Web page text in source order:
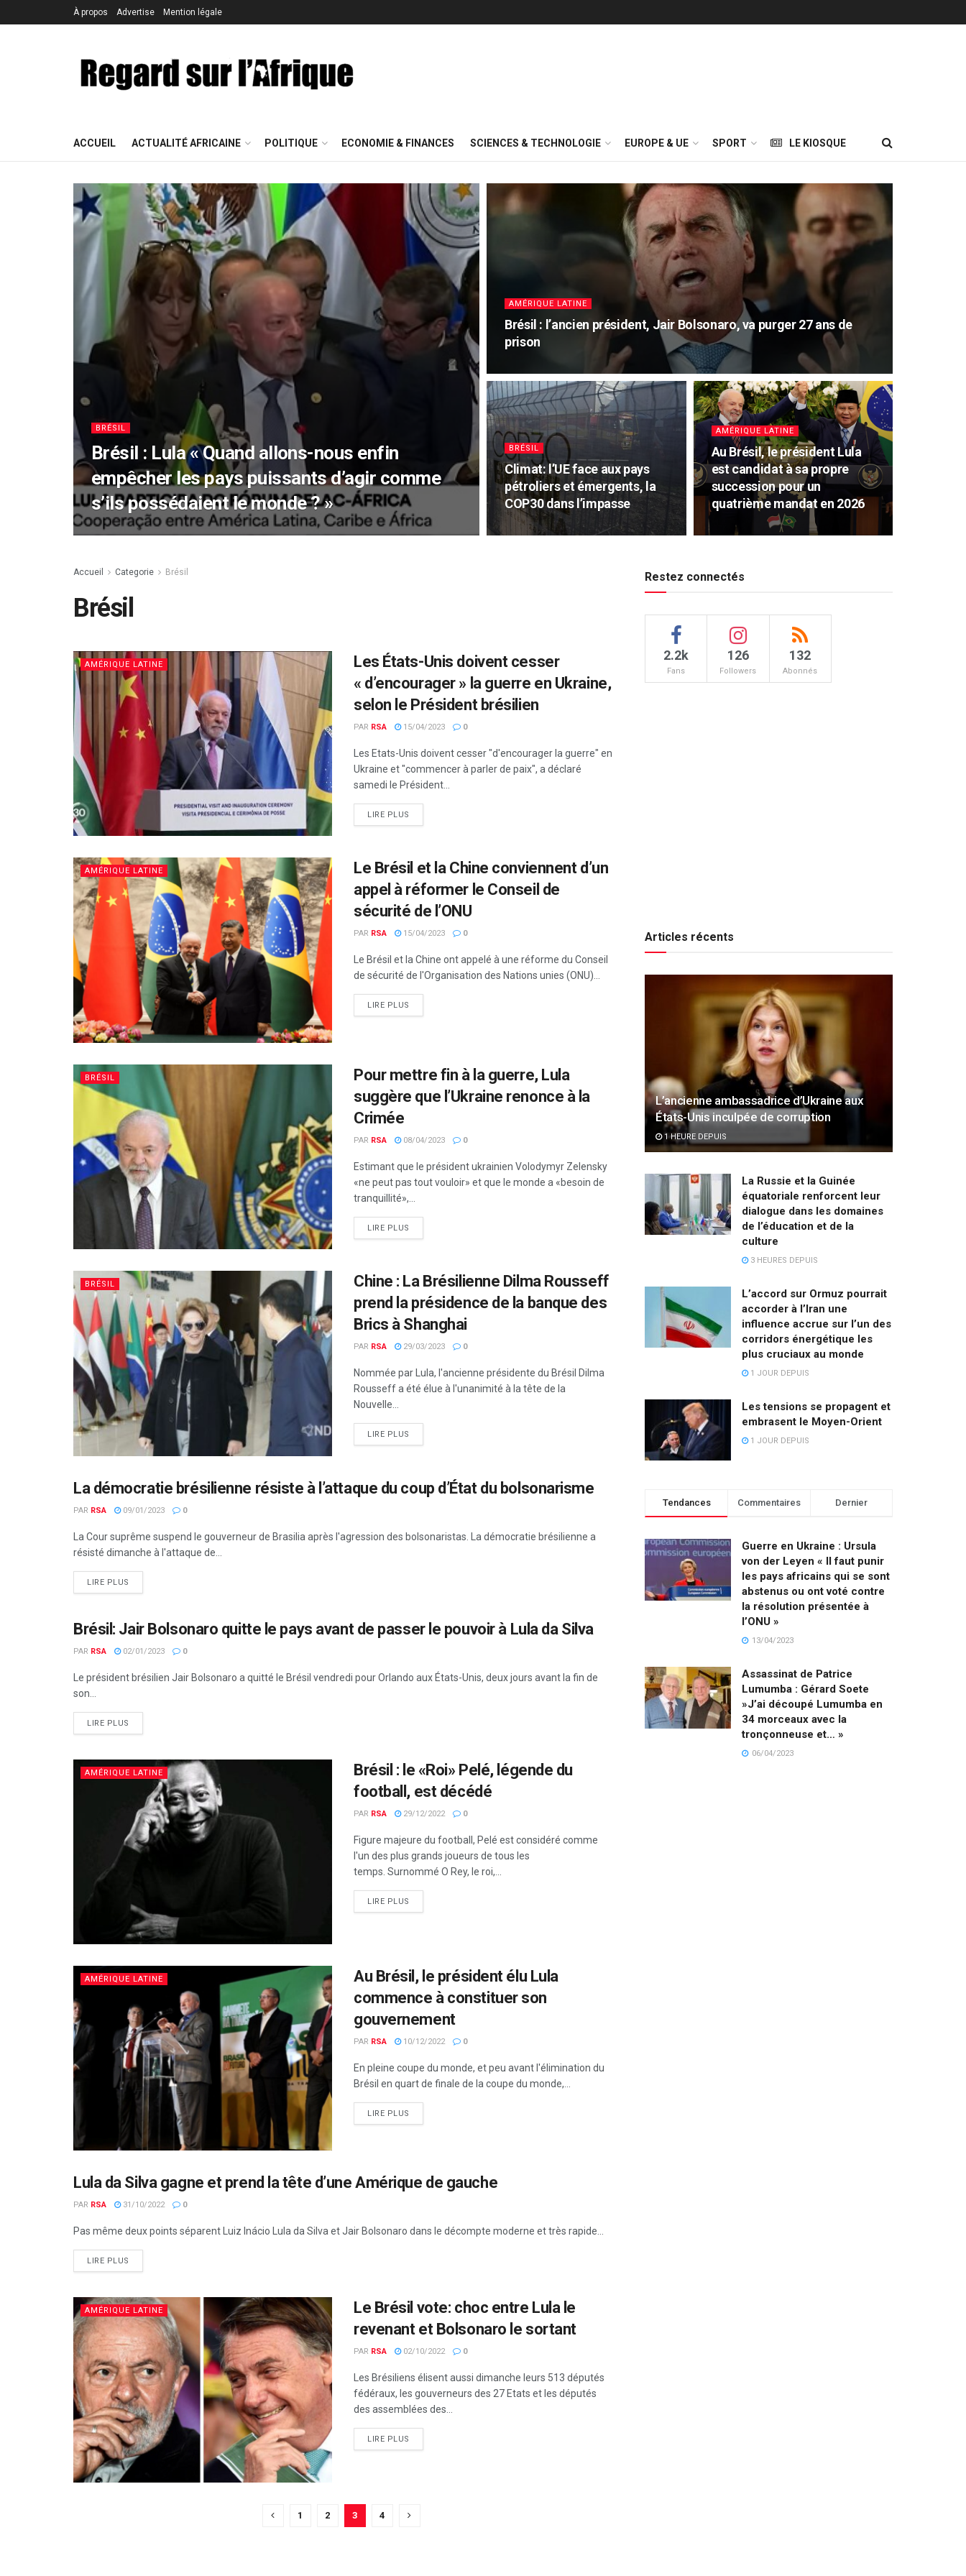
À propos Advertise Mention légale
ACCUEIL ACTUALITÉ AFRICAINE POLITIQUE ECONOMIE & FINANCES SCIENCES & TECHNOLOGIE EUROPE & UE SPORT LE KIOSQUE
BRÉSIL
Brésil : Lula « Quand allons-nous enfin
empêcher les pays puissants d’agir comme
s’ils possédaient le monde ? »
AMÉRIQUE LATINE
Brésil : l’ancien président, Jair Bolsonaro, va purger 27 ans de
prison
BRÉSIL
Climat: l’UE face aux pays
pétroliers et émergents, la
COP30 dans l’impasse
AMÉRIQUE LATINE
Au Brésil, le président Lula
est candidat à sa propre
succession pour un
quatrième mandat en 2026
Accueil Categorie Brésil
Brésil
AMÉRIQUE LATINE
Les États-Unis doivent cesser
« d’encourager » la guerre en Ukraine,
selon le Président brésilien
PAR RSA 15/04/2023 0
Les Etats-Unis doivent cesser "d'encourager la guerre" en
Ukraine et "commencer à parler de paix", a déclaré
samedi le Président...
LIRE PLUS
AMÉRIQUE LATINE
Le Brésil et la Chine conviennent d’un
appel à réformer le Conseil de
sécurité de l’ONU
PAR RSA 15/04/2023 0
Le Brésil et la Chine ont appelé à une réforme du Conseil
de sécurité de l'Organisation des Nations unies (ONU)...
LIRE PLUS
BRÉSIL
Pour mettre fin à la guerre, Lula
suggère que l’Ukraine renonce à la
Crimée
PAR RSA 08/04/2023 0
Estimant que le président ukrainien Volodymyr Zelensky
«ne peut pas tout vouloir» et que le monde a «besoin de
tranquillité»,...
LIRE PLUS
BRÉSIL
Chine : La Brésilienne Dilma Rousseff
prend la présidence de la banque des
Brics à Shanghai
PAR RSA 29/03/2023 0
Nommée par Lula, l'ancienne présidente du Brésil Dilma
Rousseff a été élue à l'unanimité à la tête de la
Nouvelle...
LIRE PLUS
AMÉRIQUE LATINE
La démocratie brésilienne résiste à l’attaque du coup d’État du bolsonarisme
PAR RSA 09/01/2023 0
La Cour suprême suspend le gouverneur de Brasilia après l'agression des bolsonaristas. La démocratie brésilienne a
résisté dimanche à l'attaque de...
LIRE PLUS
AMÉRIQUE LATINE
Brésil: Jair Bolsonaro quitte le pays avant de passer le pouvoir à Lula da Silva
PAR RSA 02/01/2023 0
Le président brésilien Jair Bolsonaro a quitté le Brésil vendredi pour Orlando aux États-Unis, deux jours avant la fin de
son...
LIRE PLUS
AMÉRIQUE LATINE
Brésil : le «Roi» Pelé, légende du
football, est décédé
PAR RSA 29/12/2022 0
Figure majeure du football, Pelé est considéré comme
l'un des plus grands joueurs de tous les
temps. Surnommé O Rey, le roi,...
LIRE PLUS
AMÉRIQUE LATINE
Au Brésil, le président élu Lula
commence à constituer son
gouvernement
PAR RSA 10/12/2022 0
En pleine coupe du monde, et peu avant l'élimination du
Brésil en quart de finale de la coupe du monde,...
LIRE PLUS
AMÉRIQUE LATINE
Lula da Silva gagne et prend la tête d’une Amérique de gauche
PAR RSA 31/10/2022 0
Pas même deux points séparent Luiz Inácio Lula da Silva et Jair Bolsonaro dans le décompte moderne et très rapide...
LIRE PLUS
AMÉRIQUE LATINE
Le Brésil vote: choc entre Lula le
revenant et Bolsonaro le sortant
PAR RSA 02/10/2022 0
Les Brésiliens élisent aussi dimanche leurs 513 députés
fédéraux, les gouverneurs des 27 Etats et les députés
des assemblées des...
LIRE PLUS
1 2 3 4
Restez connectés
2.2k
Fans
126
Followers
132
Abonnés
Articles récents
L’ancienne ambassadrice d’Ukraine aux
États-Unis inculpée de corruption
1 HEURE DEPUIS
La Russie et la Guinée
équatoriale renforcent leur
dialogue dans les domaines
de l’éducation et de la
culture
3 HEURES DEPUIS
L’accord sur Ormuz pourrait
accorder à l’Iran une
influence accrue sur l’un des
corridors énergétique les
plus cruciaux au monde
1 JOUR DEPUIS
Les tensions se propagent et
embrasent le Moyen-Orient
1 JOUR DEPUIS
Tendances Commentaires Dernier
Guerre en Ukraine : Ursula
von der Leyen « Il faut punir
les pays africains qui se sont
abstenus ou ont voté contre
la résolution présentée à
l’ONU »
13/04/2023
Assassinat de Patrice
Lumumba : Gérard Soete
»J’ai découpé Lumumba en
34 morceaux avec la
tronçonneuse et… »
06/04/2023